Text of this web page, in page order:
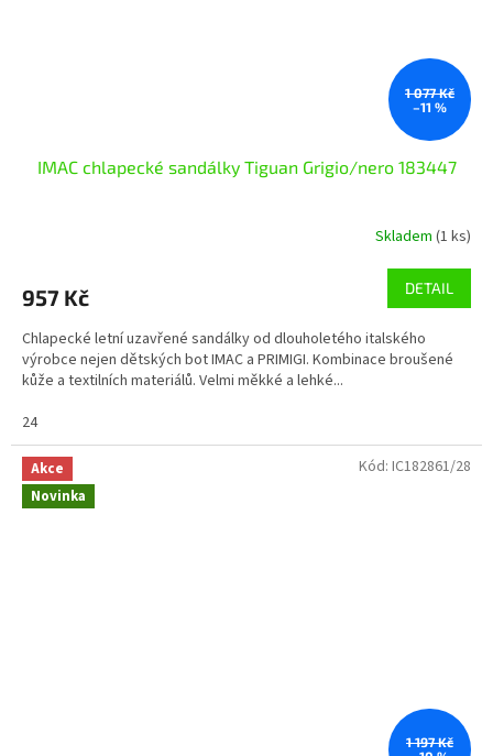
1 077 Kč
–11 %
IMAC chlapecké sandálky Tiguan Grigio/nero 183447
Skladem (1 ks)
957 Kč DETAIL
Chlapecké letní uzavřené sandálky od dlouholetého italského
výrobce nejen dětských bot IMAC a PRIMIGI. Kombinace broušené
kůže a textilních materiálů. Velmi měkké a lehké...
24
Akce
Novinka
1 197 Kč
Kód: IC182861/28